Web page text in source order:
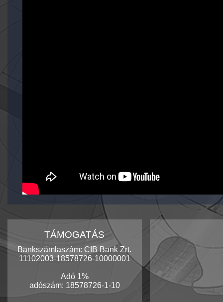
TÁMOGATÁS
Bankszámlaszám: CIB Bank Zrt.
11102003-18578726-10000001
Adó 1%
adószám: 18578726-1-10